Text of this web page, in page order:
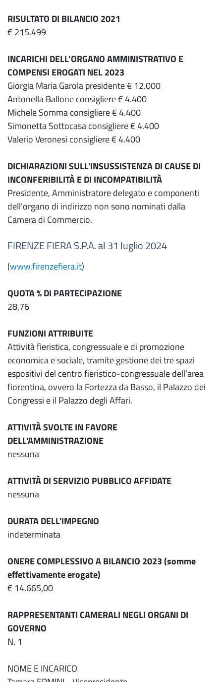
RISULTATO DI BILANCIO 2021
€ 215.499
INCARICHI DELL’ORGANO AMMINISTRATIVO E
COMPENSI EROGATI NEL 2023
Giorgia Maria Garola presidente € 12.000
Antonella Ballone consigliere € 4.400
Michele Somma consigliere € 4.400
Simonetta Sottocasa consigliere € 4.400
Valerio Veronesi consigliere € 4.400
DICHIARAZIONI SULL'INSUSSISTENZA DI CAUSE DI
INCONFERIBILITÀ E DI INCOMPATIBILITÀ
Presidente, Amministratore delegato e componenti
dell'organo di indirizzo non sono nominati dalla
Camera di Commercio.
FIRENZE FIERA S.P.A. al 31 luglio 2024
(www.firenzefiera.it)
QUOTA % DI PARTECIPAZIONE
28,76
FUNZIONI ATTRIBUITE
Attività fieristica, congressuale e di promozione
economica e sociale, tramite gestione dei tre spazi
espositivi del centro fieristico-congressuale dell’area
fiorentina, ovvero la Fortezza da Basso, il Palazzo dei
Congressi e il Palazzo degli Affari.
ATTIVITÀ SVOLTE IN FAVORE
DELL'AMMINISTRAZIONE
nessuna
ATTIVITÀ DI SERVIZIO PUBBLICO AFFIDATE
nessuna
DURATA DELL'IMPEGNO
indeterminata
ONERE COMPLESSIVO A BILANCIO 2023 (somme
effettivamente erogate)
€ 14.665,00
RAPPRESENTANTI CAMERALI NEGLI ORGANI DI
GOVERNO
N. 1
NOME E INCARICO